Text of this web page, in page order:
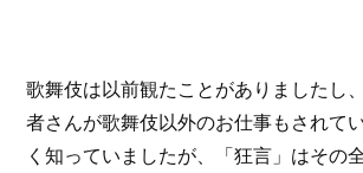
歌舞伎は以前観たことがありましたし
者さんが歌舞伎以外のお仕事もされて
く知っていましたが、「狂言」はその